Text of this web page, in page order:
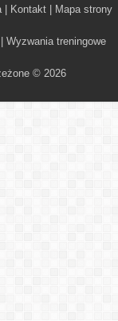
| Kontakt| Mapa strony
Wyzwania treningowe
© 2026